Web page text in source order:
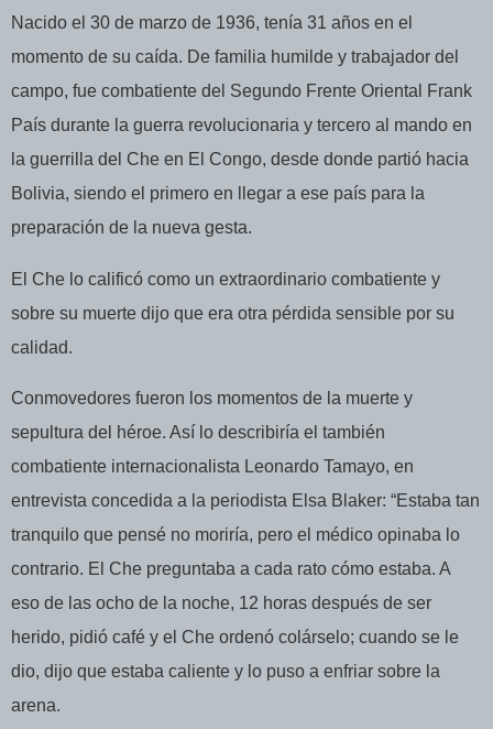
Nacido el 30 de marzo de 1936, tenía 31 años en el
momento de su caída. De familia humilde y trabajador del
campo, fue combatiente del Segundo Frente Oriental Frank
País durante la guerra revolucionaria y tercero al mando en
la guerrilla del Che en El Congo, desde donde partió hacia
Bolivia, siendo el primero en llegar a ese país para la
preparación de la nueva gesta.
El Che lo calificó como un extraordinario combatiente y
sobre su muerte dijo que era otra pérdida sensible por su
calidad.
Conmovedores fueron los momentos de la muerte y
sepultura del héroe. Así lo describiría el también
combatiente internacionalista Leonardo Tamayo, en
entrevista concedida a la periodista Elsa Blaker: “Estaba tan
tranquilo que pensé no moriría, pero el médico opinaba lo
contrario. El Che preguntaba a cada rato cómo estaba. A
eso de las ocho de la noche, 12 horas después de ser
herido, pidió café y el Che ordenó colárselo; cuando se le
dio, dijo que estaba caliente y lo puso a enfriar sobre la
arena.